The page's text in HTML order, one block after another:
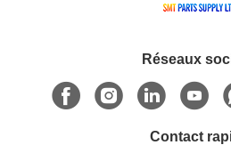
Réseaux
Contact